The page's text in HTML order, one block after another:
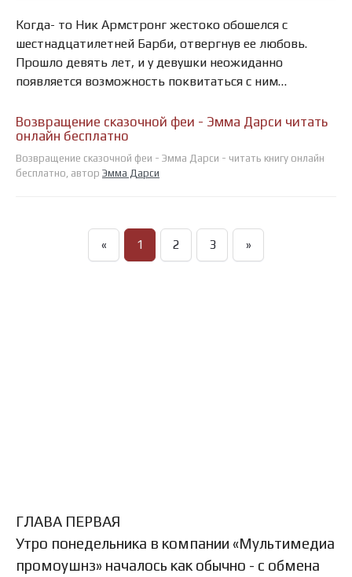
Когда- то Ник Армстронг жестоко обошелся с
шестнадцатилетней Барби, отвергнув ее любовь.
Прошло девять лет, и у девушки неожиданно
появляется возможность поквитаться с ним…
Возвращение сказочной феи - Эмма Дарси читать
онлайн бесплатно
Возвращение сказочной феи - Эмма Дарси - читать книгу онлайн
бесплатно, автор Эмма Дарси
« 1 2 3 »
ГЛАВА ПЕРВАЯ
Утро понедельника в компании «Мультимедиа
промоушнз» началось как обычно - с обмена